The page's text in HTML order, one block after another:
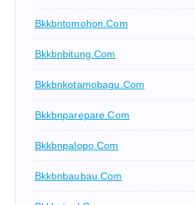
Bkkbntomohon.com
Bkkbnbitung.com
Bkkbnkotamobagu.com
Bkkbnparepare.com
Bkkbnpalopo.com
Bkkbnbaubau.com